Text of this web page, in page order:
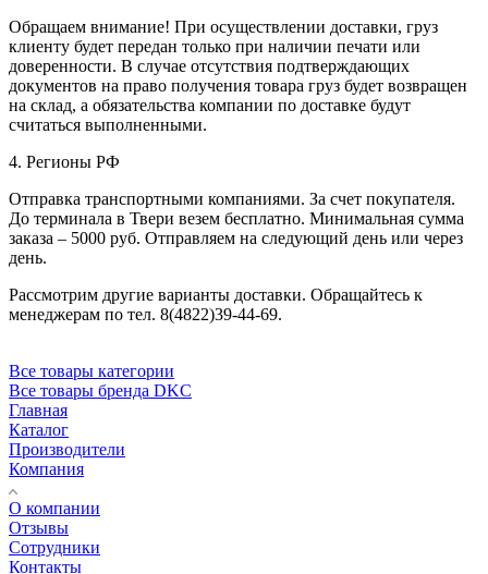
Обращаем внимание! При осуществлении доставки, груз
клиенту будет передан только при наличии печати или
доверенности. В случае отсутствия подтверждающих
документов на право получения товара груз будет возвращен
на склад, а обязательства компании по доставке будут
считаться выполненными.
4. Регионы РФ
Отправка транспортными компаниями. За счет покупателя.
До терминала в Твери везем бесплатно. Минимальная сумма
заказа – 5000 руб. Отправляем на следующий день или через
день.
Рассмотрим другие варианты доставки. Обращайтесь к
менеджерам по тел. 8(4822)39-44-69.
Все товары категории
Все товары бренда DKC
Главная
Каталог
Производители
Компания
О компании
Отзывы
Сотрудники
Контакты